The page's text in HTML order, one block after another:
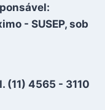
- SUSEP, sob
(11) 4565 - 3110